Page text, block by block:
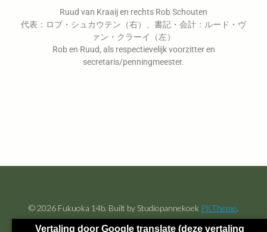
Ruud van Kraaij en rechts Rob Schouten
代表：ロブ・シュカウテン（右）、書記・会計：ルード・ヴ
ァン・クラーイ（左）
Rob en Ruud, als respectievelijk voorzitter en
secretaris/penningmeester.
© 2026 Fukuoka 14b. Built by Studiopannekoek PKTheme.
Vertaling door Google translate (deze vertaling